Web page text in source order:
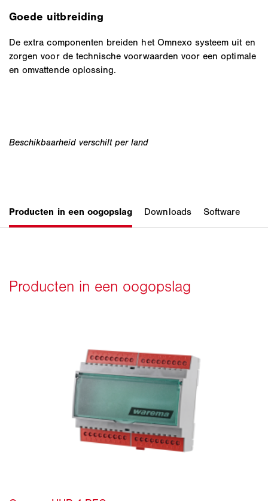
Goede uitbreiding
De extra componenten breiden het Omnexo systeem uit en
zorgen voor de technische voorwaarden voor een optimale
en omvattende oplossing.